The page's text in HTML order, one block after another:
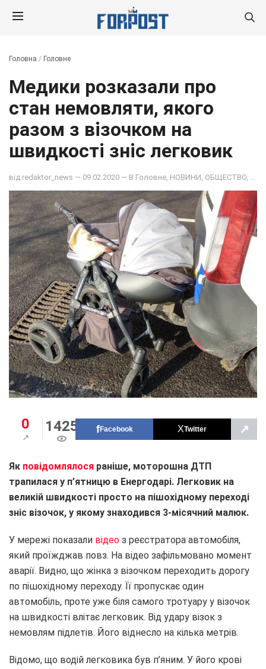
Головна / Головне
Медики розказали про
стан немовляти, якого
разом з візочком на
швидкості зніс легковик
від redaktor_news — 09.02.2020 — В Головне НОВИНИ ОБЩЕСТВО
0 1425 Facebook Twitter ↗
Як повідомлялося раніше, моторошна ДТП
трапилася у п’ятницю в Енергодарі. Легковик на
великій швидкості просто на пішохідному переході
зніс візочок, у якому знаходився 3-місячний малюк.
У мережі показали відео з реєстратора автомобіля,
який проїжджав повз. На відео зафільмовано момент
аварії. Видно, що жінка з візочком переходить дорогу
по пішохідному переходу. Її пропускає один
автомобіль, проте уже біля самого тротуару у візочок
на швидкості влітає легковик. Від удару візок з
немовлям підлетів. Його віднесло на кілька метрів.
Відомо, що водій легковика був п’яним. У його крові